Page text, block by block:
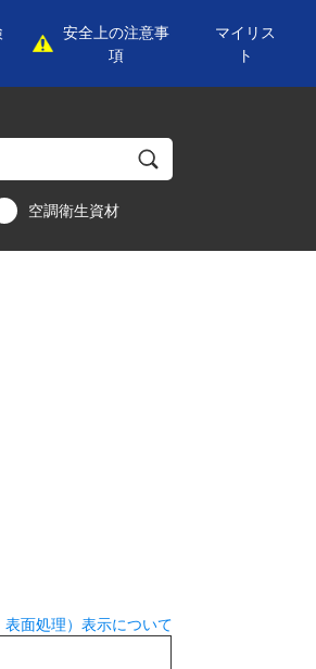
安全上の注意事
項
マイリス
ト
空調衛生資材
表面処理）表示について